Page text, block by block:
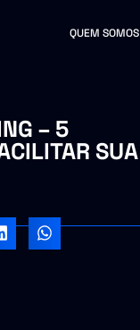
QUEM SOMOS
– 5
SUA